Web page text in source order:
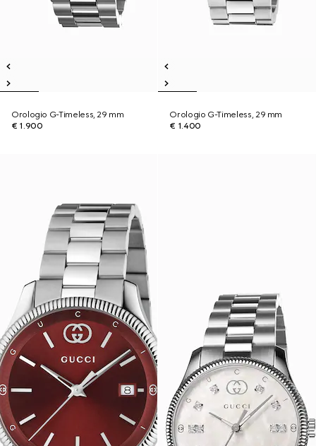
Orologio G-Timeless, 29 mm
€ 1.900
Orologio G-Timeless, 29 mm
€ 1.400